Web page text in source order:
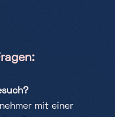
mit einer